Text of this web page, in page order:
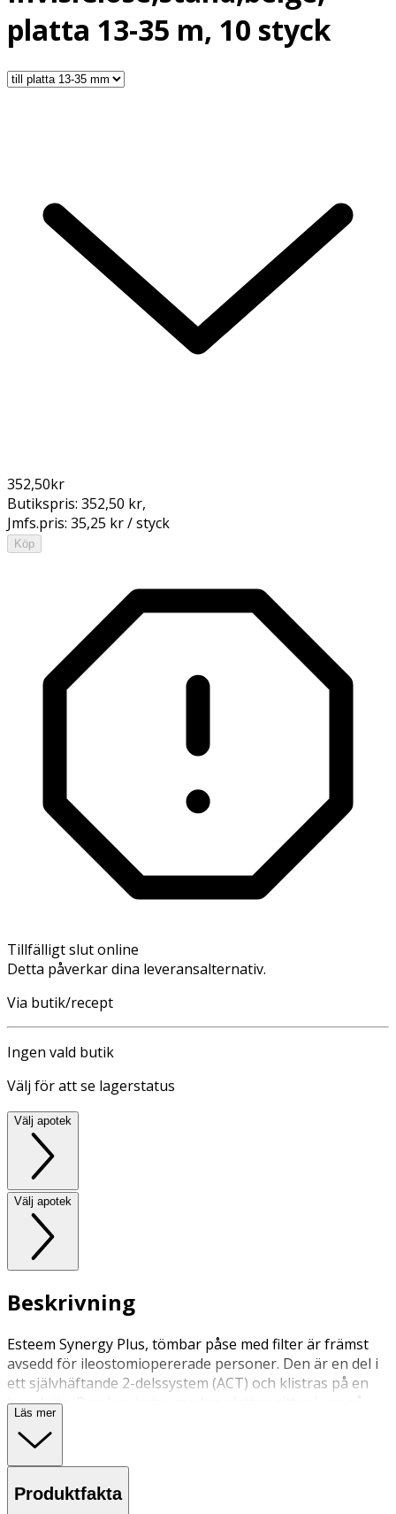
platta 13-35 m, 10 styck
352,50kr
Butikspris: 352,50 kr,
Jmfs.pris: 35,25 kr / styck
Köp
Tillfälligt slut online
Detta påverkar dina leveransalternativ.
Via butik/recept
Ingen vald butik
Välj för att se lagerstatus
Välj apotek
Välj apotek
Beskrivning
Esteem Synergy Plus, tömbar påse med filter är främst
avsedd för ileostomiopererade personer. Den är en del i
ett självhäftande 2-delssystem (ACT) och klistras på en
basplatta. Den kan bytas medan plattan sitter kvar på
huden. Påsens fästring består av ett mjukt flexibelt
skummaterial. Påsen kan bara användas tillsammans
med Esteem Synergy plattor. Integrerat påslås.
Läs mer
Produktfakta